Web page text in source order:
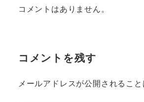
コメントはありません。
コメントを残す
メールアドレスが公開されること